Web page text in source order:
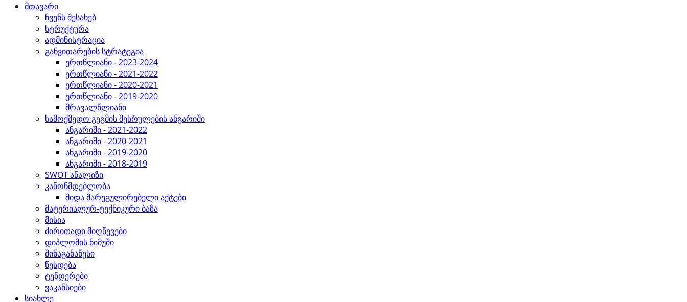
მთავარი
ჩვენს შესახებ
სტრუქტურა
ადმინისტრაცია
განვითარების სტრატეგია
ერთწლიანი - 2023-2024
ერთწლიანი - 2021-2022
ერთწლიანი - 2020-2021
ერთწლიანი - 2019-2020
მრავალწლიანი
სამოქმედო გეგმის შესრულების ანგარიში
ანგარიში - 2021-2022
ანგარიში - 2020-2021
ანგარიში - 2019-2020
ანგარიში - 2018-2019
SWOT ანალიზი
კანონმდებლობა
შიდა მარეგულირებელი აქტები
მატერიალურ-ტექნიკური ბაზა
მისია
ძირითადი მიღწევები
დიპლომის ნიმუში
შინაგანაწესი
წესდება
ტენდერები
ვაკანსიები
სიახლე